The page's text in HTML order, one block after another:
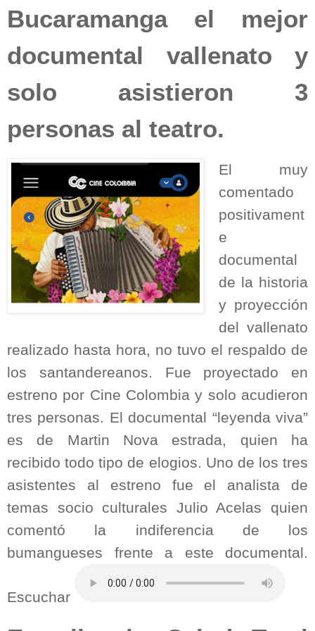
Bucaramanga el mejor
documental vallenato y
solo asistieron 3
personas al teatro.
El muy
comentado
positivament
e
documental
de la historia
y proyección
del vallenato
realizado hasta hora, no tuvo el respaldo de
los santandereanos. Fue proyectado en
estreno por Cine Colombia y solo acudieron
tres personas. El documental “leyenda viva”
es de Martin Nova estrada, quien ha
recibido todo tipo de elogios. Uno de los tres
asistentes al estreno fue el analista de
temas socio culturales Julio Acelas quien
comentó la indiferencia de los
bumangueses frente a este documental.
Escuchar